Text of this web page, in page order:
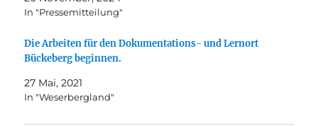
In "Pressemitteilung"
Die Arbeiten für den Dokumentations- und Lernort
Bückeberg beginnen.
27 Mai, 2021
In "Weserbergland"